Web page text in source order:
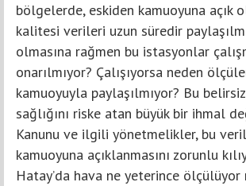
bölgelerde, eskiden kamuoyuna açık
kalitesi verileri uzun süredir
olmasına rağmen bu istasyonlar
onarılmıyor? Çalışıyorsa neden
kamuoyuyla paylaşılmıyor? Bu
sağlığını riske atan büyük bir ihmal
Kanunu ve ilgili yönetmelikler, bu
kamuoyuna açıklanmasını zorunlu
Hatay’da hava ne yeterince ölçülüyor